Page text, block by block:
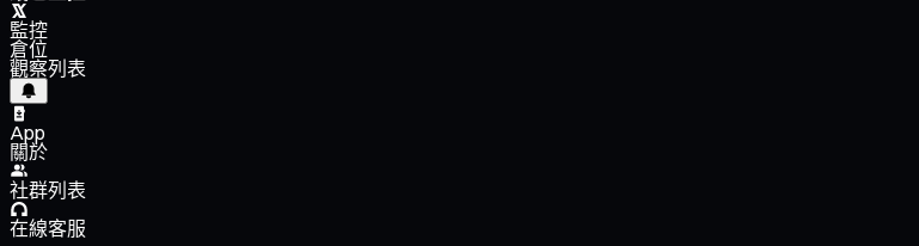
監控
倉位
觀察列表
App
關於
社群列表
在線客服